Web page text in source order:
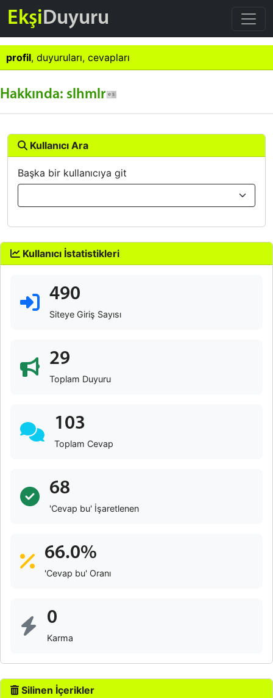
EkşiDuyuru
profil, duyuruları, cevapları
Hakkında: slhmlr
Kullanıcı Ara
Başka bir kullanıcıya git
Kullanıcı İstatistikleri
490
Siteye Giriş Sayısı
29
Toplam Duyuru
103
Toplam Cevap
68
'Cevap bu' İşaretlenen
66.0%
'Cevap bu' Oranı
0
Karma
Silinen İçerikler